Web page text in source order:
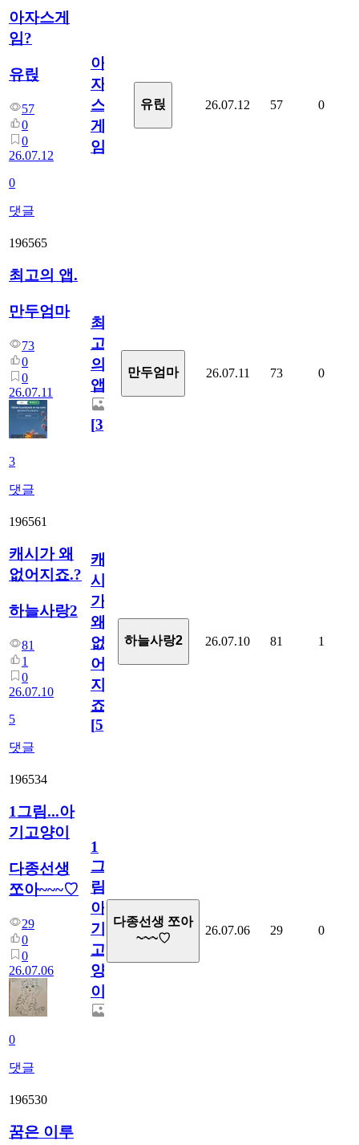
아자스게
임?
유릱
57
0
0
26.07.12
0
댓글
아
자
스
게
임?
유릱 26.07.12 57 0
196565
최고의 앱.
만두엄마
73
0
0
26.07.11
3
댓글
최
고
의
앱.
[3]
만두엄마 26.07.11 73 0
196561
캐시가 왜
없어지죠.?
하늘사랑2
81
1
0
26.07.10
5
댓글
캐
시
가
왜
없
어
지
죠.?
[5]
하늘사랑2 26.07.10 81 1
196534
1그림...아
기고양이
다종선생
쪼아~~~♡
29
0
0
26.07.06
0
댓글
1
그
림...
아
기
고
양
이
다종선생 쪼아
~~~♡
26.07.06 29 0
196530
꿈은 이루